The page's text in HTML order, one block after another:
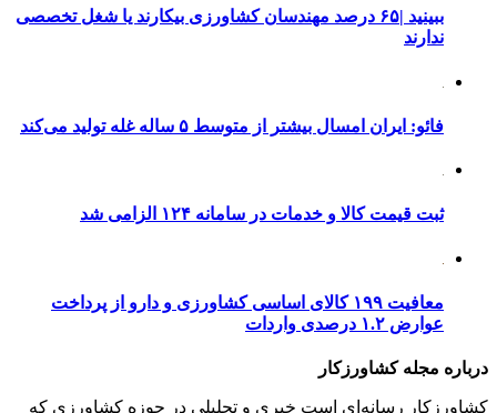
ببینید |۶۵ درصد مهندسان کشاورزی بیکارند یا شغل تخصصی
ندارند
فائو: ایران امسال بیشتر از متوسط ۵ ساله غله تولید می‌کند
ثبت قیمت کالا و خدمات در سامانه ۱۲۴ الزامی شد
معافیت ۱۹۹ کالای اساسی کشاورزی و دارو از پرداخت
عوارض ۱.۲ درصدی واردات
درباره مجله کشاورزکار
کشاورزکار رسانه‌ای است خبری و تحلیلی در حوزه کشاورزی که